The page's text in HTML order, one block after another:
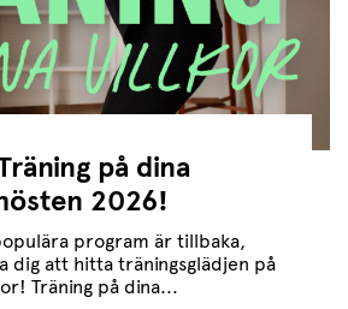
på dina
2026!
program är tillbaka,
dig att hitta träningsglädjen på
Träning på dina...